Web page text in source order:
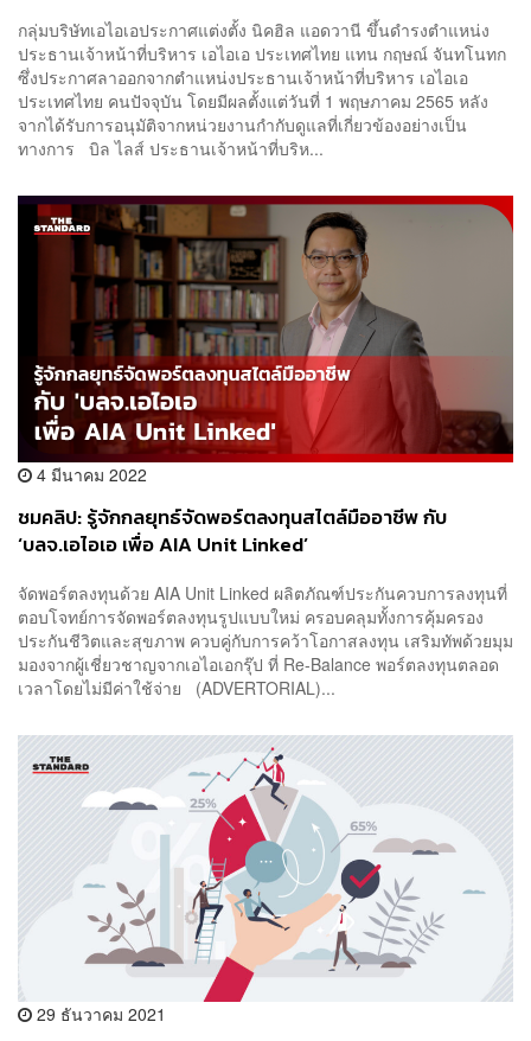
กลุ่มบริษัทเอไอเอประกาศแต่งตั้ง นิคฮิล แอดวานี ขึ้นดำรงตำแหน่ง
ประธานเจ้าหน้าที่บริหาร เอไอเอ ประเทศไทย แทน กฤษณ์ จันทโนทก
ซึ่งประกาศลาออกจากตำแหน่งประธานเจ้าหน้าที่บริหาร เอไอเอ
ประเทศไทย คนปัจจุบัน โดยมีผลตั้งแต่วันที่ 1 พฤษภาคม 2565 หลัง
จากได้รับการอนุมัติจากหน่วยงานกำกับดูแลที่เกี่ยวข้องอย่างเป็น
ทางการ บิล ไลส์ ประธานเจ้าหน้าที่บริห...
4 มีนาคม 2022
ชมคลิป: รู้จักกลยุทธ์จัดพอร์ตลงทุนสไตล์มืออาชีพ กับ
‘บลจ.เอไอเอ เพื่อ AIA Unit Linked’
จัดพอร์ตลงทุนด้วย AIA Unit Linked ผลิตภัณฑ์ประกันควบการลงทุนที่
ตอบโจทย์การจัดพอร์ตลงทุนรูปแบบใหม่ ครอบคลุมทั้งการคุ้มครอง
ประกันชีวิตและสุขภาพ ควบคู่กับการคว้าโอกาสลงทุน เสริมทัพด้วยมุม
มองจากผู้เชี่ยวชาญจากเอไอเอกรุ๊ป ที่ Re-Balance พอร์ตลงทุนตลอด
เวลาโดยไม่มีค่าใช้จ่าย (ADVERTORIAL)...
29 ธันวาคม 2021